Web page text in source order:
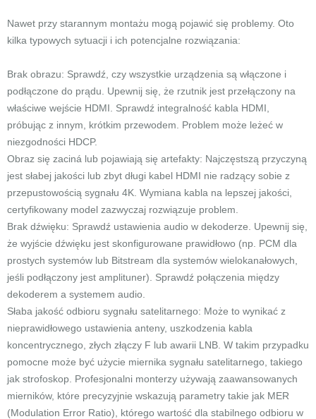
Nawet przy starannym montażu mogą pojawić się problemy. Oto
kilka typowych sytuacji i ich potencjalne rozwiązania:
Brak obrazu: Sprawdź, czy wszystkie urządzenia są włączone i
podłączone do prądu. Upewnij się, że rzutnik jest przełączony na
właściwe wejście HDMI. Sprawdź integralność kabla HDMI,
próbując z innym, krótkim przewodem. Problem może leżeć w
niezgodności HDCP.
Obraz się zaciná lub pojawiają się artefakty: Najczęstszą przyczyną
jest słabej jakości lub zbyt długi kabel HDMI nie radzący sobie z
przepustowością sygnału 4K. Wymiana kabla na lepszej jakości,
certyfikowany model zazwyczaj rozwiązuje problem.
Brak dźwięku: Sprawdź ustawienia audio w dekoderze. Upewnij się,
że wyjście dźwięku jest skonfigurowane prawidłowo (np. PCM dla
prostych systemów lub Bitstream dla systemów wielokanałowych,
jeśli podłączony jest amplituner). Sprawdź połączenia między
dekoderem a systemem audio.
Słaba jakość odbioru sygnału satelitarnego: Może to wynikać z
nieprawidłowego ustawienia anteny, uszkodzenia kabla
koncentrycznego, złych złączy F lub awarii LNB. W takim przypadku
pomocne może być użycie miernika sygnału satelitarnego, takiego
jak strofoskop. Profesjonalni monterzy używają zaawansowanych
mierników, które precyzyjnie wskazują parametry takie jak MER
(Modulation Error Ratio), którego wartość dla stabilnego odbioru w